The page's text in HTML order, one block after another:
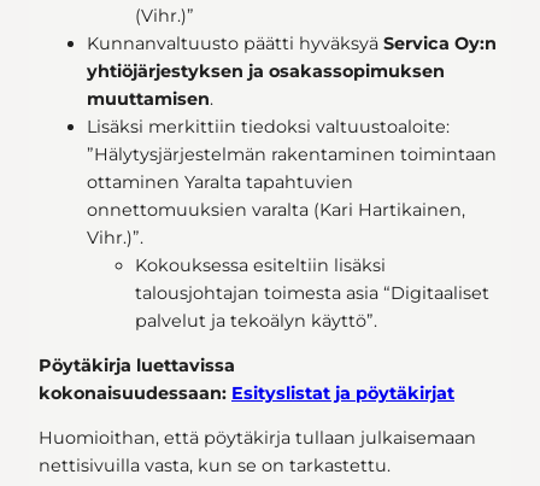
(Vihr.)”
Kunnanvaltuusto päätti hyväksyä Servica Oy:n
yhtiöjärjestyksen ja osakassopimuksen
muuttamisen.
Lisäksi merkittiin tiedoksi valtuustoaloite:
”Hälytysjärjestelmän rakentaminen toimintaan
ottaminen Yaralta tapahtuvien
onnettomuuksien varalta (Kari Hartikainen,
Vihr.)”.
Kokouksessa esiteltiin lisäksi
talousjohtajan toimesta asia “Digitaaliset
palvelut ja tekoälyn käyttö”.
Pöytäkirja luettavissa
kokonaisuudessaan: Esityslistat ja pöytäkirjat
Huomioithan, että pöytäkirja tullaan julkaisemaan
nettisivuilla vasta, kun se on tarkastettu.